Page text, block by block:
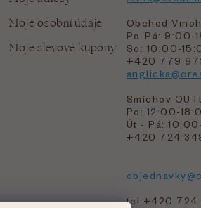
Moje osobní údaje
Moje slevové kupóny
Obchod
Po-Pá: 9:00-
So: 10:00-
+420 779
Smíchov
Po: 12:00-
Út - Pá:
+420 724
tel:+420 724